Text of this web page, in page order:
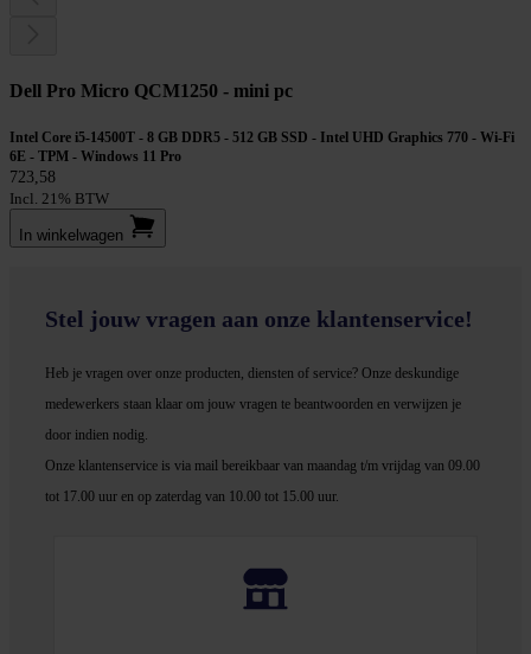
Dell Pro Micro QCM1250 - mini pc
Intel Core i5-14500T - 8 GB DDR5 - 512 GB SSD - Intel UHD Graphics 770 - Wi-Fi
6E - TPM - Windows 11 Pro
723,58
Incl. 21% BTW
In winkel­wagen
Stel jouw vragen aan onze klantenservice!
Heb je vragen over onze producten, diensten of service? Onze deskundige
medewerkers staan klaar om jouw vragen te beantwoorden en verwijzen je
door indien nodig.
Onze klantenservice is via mail bereikbaar van maandag t/m vrijdag van 09.00
tot 17.00 uur en op zaterdag van 10.00 tot 15.00 uur.